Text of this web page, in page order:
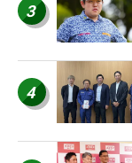
3
4